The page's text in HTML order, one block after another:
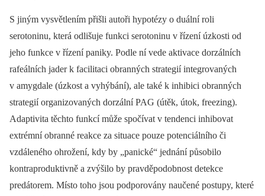
S jiným vysvětlením přišli autoři hypotézy o duální roli
serotoninu, která odlišuje funkci serotoninu v řízení úzkosti od
jeho funkce v řízení paniky. Podle ní vede aktivace dorzálních
rafeálních jader k facilitaci obranných strategií integrovaných
v amygdale (úzkost a vyhýbání), ale také k inhibici obranných
strategií organizovaných dorzální PAG (útěk, útok, freezing).
Adaptivita těchto funkcí může spočívat v tendenci inhibovat
extrémní obranné reakce za situace pouze potenciálního či
vzdáleného ohrožení, kdy by „panické“ jednání působilo
kontraproduktivně a zvýšilo by pravděpodobnost detekce
predátorem. Místo toho jsou podporovány naučené postupy, které